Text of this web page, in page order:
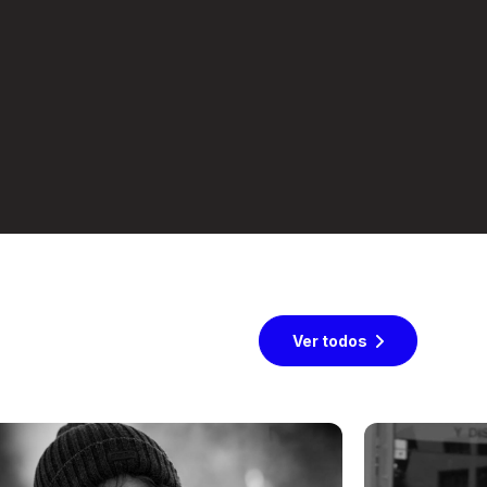
Ver todos